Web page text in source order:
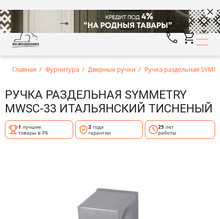
Главная Фурнитура Дверные ручки Ручка раздельная
РУЧКА РАЗДЕЛЬНАЯ SYMMETRY
MWSC-33 ИТАЛЬЯНСКИЙ ТИСНЕНЫЙ
1 лучшие
товары в РБ
2года
гарантии
25 лет
работы